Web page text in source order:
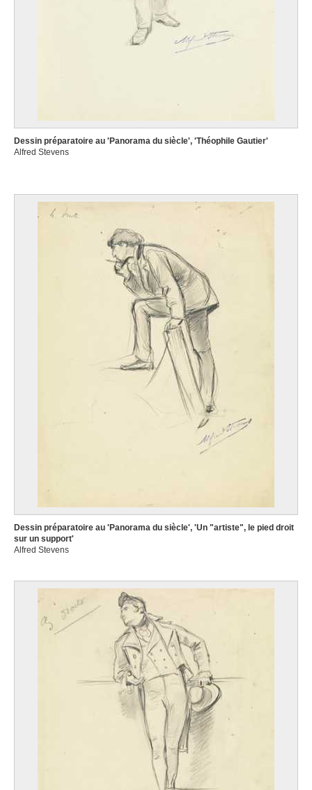
Dessin préparatoire au 'Panorama du siècle', 'Théophile Gautier'
Alfred Stevens
Dessin préparatoire au 'Panorama du siècle', 'Un "artiste", le pied droit
sur un support'
Alfred Stevens